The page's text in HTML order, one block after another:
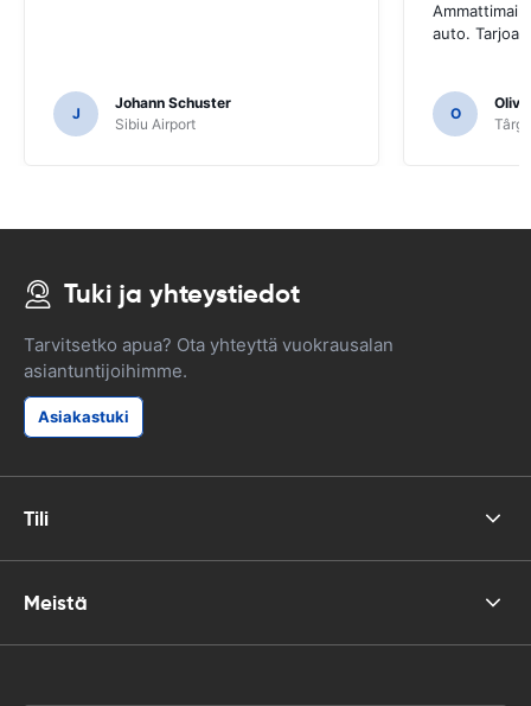
J
Johann Schuster
Sibiu Airport
auto. Tarjoa
O
Tuki ja yhteystiedot
Tarvitsetko apua? Ota yhteyttä vuokrausalan
asiantuntijoihimme.
Asiakastuki
Tili
Meistä